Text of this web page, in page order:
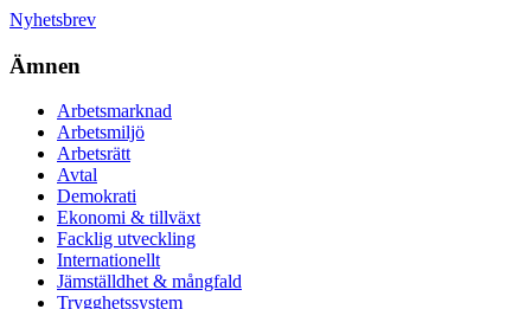
Nyhetsbrev
Ämnen
Arbetsmarknad
Arbetsmiljö
Arbetsrätt
Avtal
Demokrati
Ekonomi & tillväxt
Facklig utveckling
Internationellt
Jämställdhet & mångfald
Trygghetssystem